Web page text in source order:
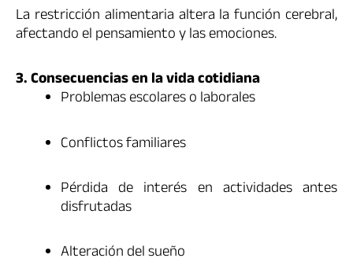
La restricción alimentaria altera la función cerebral,
afectando el pensamiento y las emociones.
3. Consecuencias en la vida cotidiana
Problemas escolares o laborales
Conflictos familiares
Pérdida de interés en actividades antes
disfrutadas
Alteración del sueño